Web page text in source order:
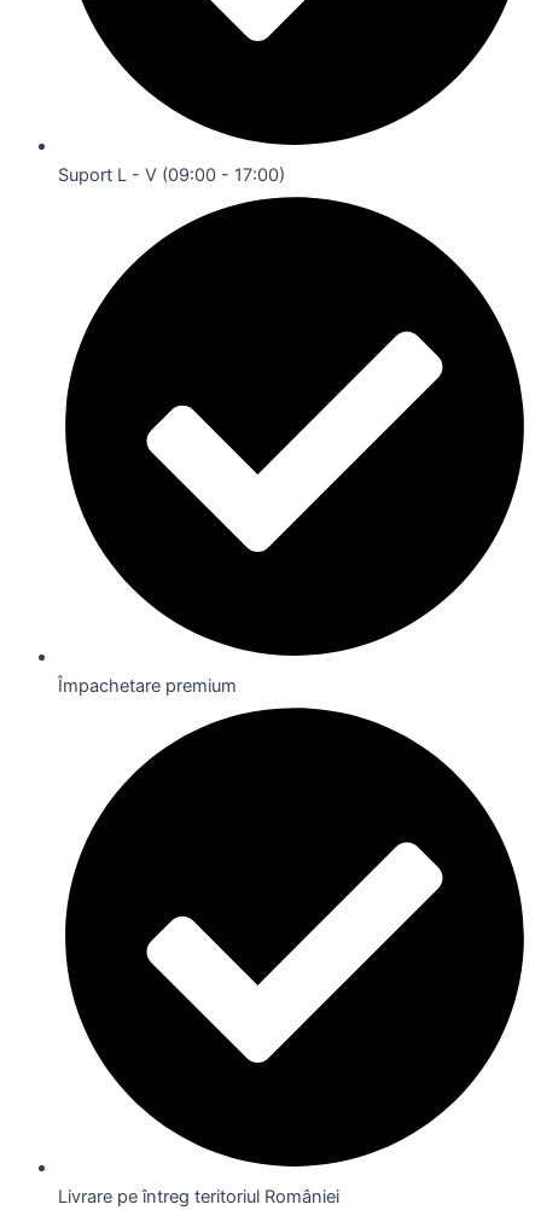
Suport L - V (09:00 - 17:00)
Împachetare premium
Livrare pe întreg teritoriul României